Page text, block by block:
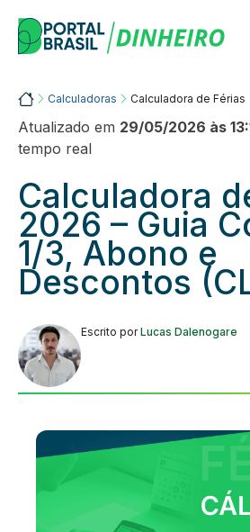
content
PortalbrasilCalculadoras Calculadora de Férias
Atualizado em 29/05/2026 às
tempo real
Calculadora
2026 – Guia
1/3, Abono e
Descontos
Escrito porLucas Dalenogare